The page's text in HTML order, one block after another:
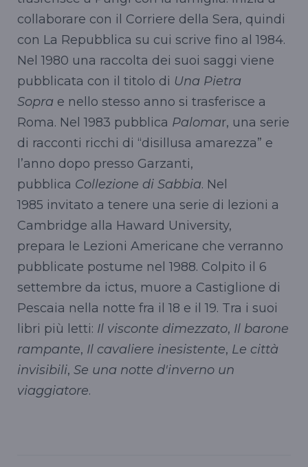
collaborare con il Corriere della Sera, quindi
con La Repubblica su cui scrive fino al 1984.
Nel 1980 una raccolta dei suoi saggi viene
pubblicata con il titolo di Una Pietra
Sopra e nello stesso anno si trasferisce a
Roma. Nel 1983 pubblica Palomar, una serie
di racconti ricchi di “disillusa amarezza” e
l’anno dopo presso Garzanti,
pubblica Collezione di Sabbia. Nel
1985 invitato a tenere una serie di lezioni a
Cambridge alla Haward University,
prepara le Lezioni Americane che verranno
pubblicate postume nel 1988. Colpito il 6
settembre da ictus, muore a Castiglione di
Pescaia nella notte fra il 18 e il 19. Tra i suoi
libri più letti: Il visconte dimezzato, Il barone
rampante, Il cavaliere inesistente, Le città
invisibili, Se una notte d'inverno un
viaggiatore.